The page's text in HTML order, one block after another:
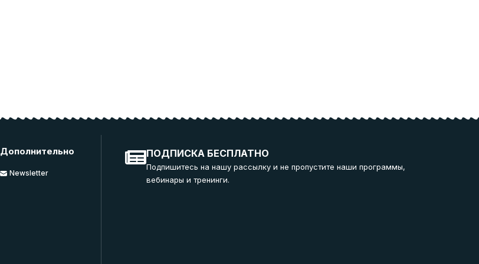
Дополнительно
Newsletter
ПОДПИСКА БЕСПЛАТНО
Подпишитесь на нашу рассылку и не пропустите наши программы,
вебинары и тренинги.